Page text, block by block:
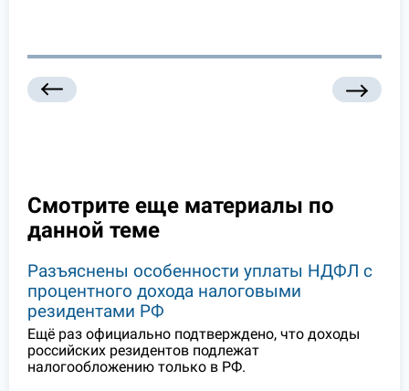
Смотрите еще материалы по
данной теме
Разъяснены особенности уплаты НДФЛ с
процентного дохода налоговыми
резидентами РФ
Ещё раз официально подтверждено, что доходы
российских резидентов подлежат
налогообложению только в РФ.